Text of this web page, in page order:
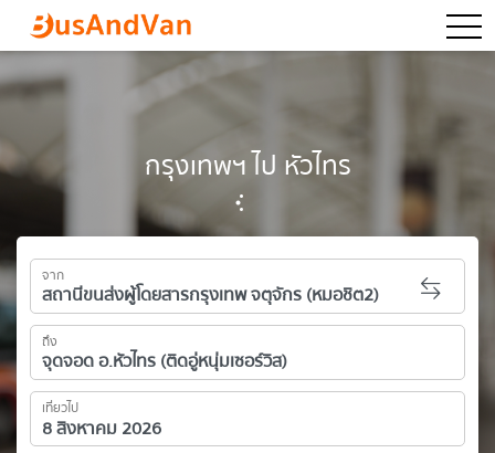
กรุงเทพฯ ไป หัวไทร
จาก
ถึง
เที่ยวไป